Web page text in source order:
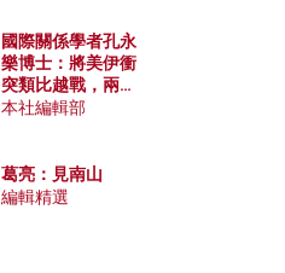
國際關係學者孔永
樂博士：將美伊衝
突類比越戰，兩者
有何異同？中國崛
本社編輯部
葛亮：見南山
編輯精選